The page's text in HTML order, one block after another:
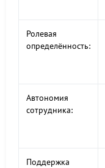
Ролевая
определённость:
Автономия
сотрудника:
Поддержка